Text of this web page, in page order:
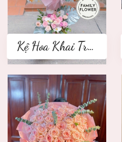
Kệ Hoa Khai Trương 2 tầng